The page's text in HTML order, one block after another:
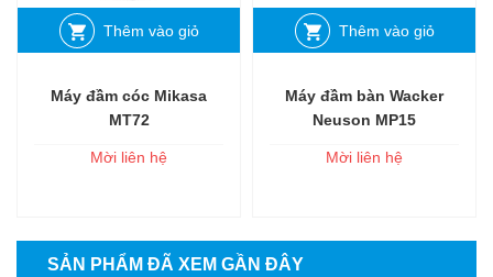
Thêm vào giỏ
Máy đầm cóc Mikasa
MT72
Mời liên hệ
Thêm vào giỏ
Máy đầm bàn Wacker
Neuson MP15
Mời liên hệ
SẢN PHẨM ĐÃ XEM GẦN ĐÂY